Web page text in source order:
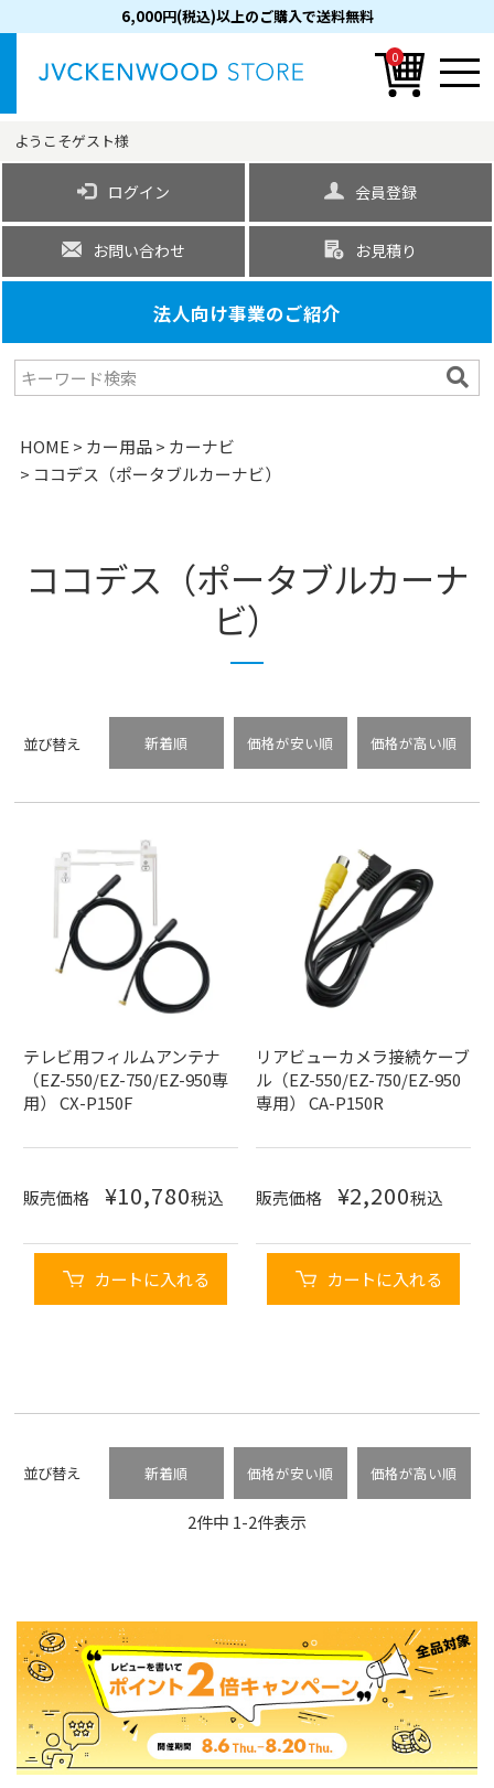
6,000円(税込)以上のご購入で送料無料
0
ようこそゲスト様
ログイン 会員登録
お問い合わせ お見積り
法人向け事業のご紹介
HOME カー用品
カーナビ
ココデス（ポータブルカーナビ）
ココデス（ポータブルカーナ
ビ）
並び替え 新着順 価格が安い順 価格が高い順
テレビ用フィルムアンテナ
（EZ-550/EZ-750/EZ-950専
用） CX-P150F
販売価格 ¥10,780税込
カートに入れる
リアビューカメラ接続ケーブ
ル（EZ-550/EZ-750/EZ-950
専用） CA-P150R
販売価格 ¥2,200税込
カートに入れる
並び替え 新着順 価格が安い順 価格が高い順
2件中 1-2件表示